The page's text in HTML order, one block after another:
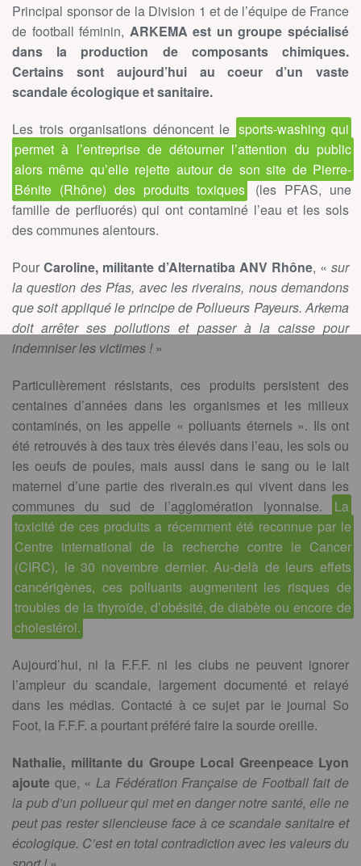
Principal sponsor de la Division 1 et de l’équipe de France
de football féminin, ARKEMA est un groupe spécialisé
dans la production de composants chimiques.
Certains sont aujourd’hui au coeur d’un vaste
scandale écologique et sanitaire.
Les trois organisations dénoncent le sports-washing qui
permet à l’entreprise de détourner l’attention du public
alors même qu’elle rejette autour de son site de Pierre-
Bénite (Rhône) des produits toxiques
(les PFAS, une
famille de perfluorés) qui ont contaminé l’eau et les sols
des communes alentours.
Pour Caroline, militante d’Alternatiba ANV Rhône, « sur
la question des Pfas, avec les riverains, nous demandons
que soit appliqué le principe de Pollueurs Payeurs. Arkema
doit arrêter ses pollutions et passer à la caisse pour
indemniser les victimes !»
Particulièrement résistants, ces produits persistent des
centaines d’années dans les organismes et les milieux
contaminés, on les appelle « polluants éternels ». Ils ont
été retrouvés à des taux très élevés dans l’eau, les sols ou
les oeufs de poules, mais aussi dans le sang ou le lait
maternel d’une partie des riverain.es qui vivent dans les
communes du sud de l’agglomération lyonnaise.
La
toxicité de ces produits a récemment été reconnue par le
Centre international de la recherche contre le Cancer
(CIRC), le 30 novembre dernier. Au-delà de leurs effets
cancérigènes, ces polluants augmentent les risques de
troubles de la thyroïde, d’obésité, de diabète ou encore de
cholestérol.
Aujourd’hui, ni la F.F.F. ni les clubs ne peuvent ignorer
l’ampleur du scandale, largement documenté et relayé
dans les médias. Contacté à ce sujet par le journal So
Foot, la F.F.F. a pourtant préféré faire la sourde oreille.
Nathalie, militante du Groupe Local Greenpeace Lyon
ajoute que, « La Fédération Française de Football fait de
la pub d’un pollueur qui met en danger notre santé, elle ne
peut pas rester silencieuse face à ce scandale sanitaire et
écologique. C’est en total contradiction avec les valeurs du